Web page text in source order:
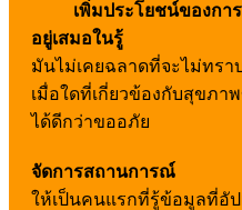
เพิ่มประโยชน์ของกา
อยู่เสมอในรู้
มันไม่เคยฉลาดที่จะไม่ทร
เมื่อใดที่เกี่ยวข้องกับสุขภ
ได้ดีกว่าขออภัย
จัดการสถานการณ์
ให้เป็นคนแรกที่รู้ข้อมูลที่อั